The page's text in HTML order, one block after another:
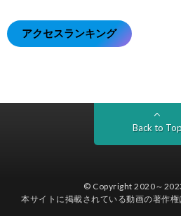
アクセスランキング
Back to
© Copyright 2020～
本サイトに掲載されている動画の著作権